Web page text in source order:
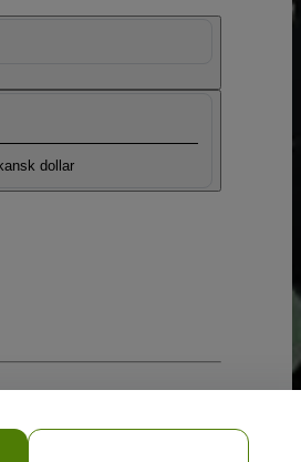
dollar
for mobil